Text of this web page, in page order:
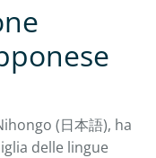
(日本語), ha
delle lingue